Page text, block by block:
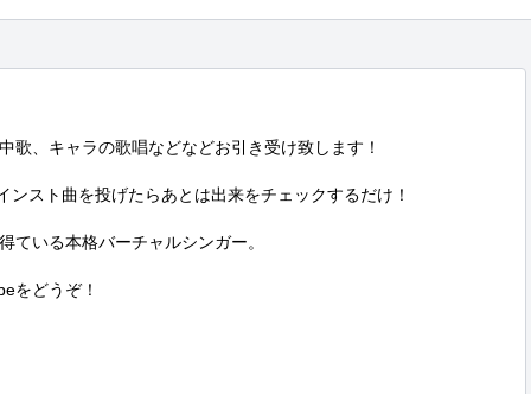
歌、キャラの歌唱などなどお引き受け致します！
スト曲を投げたらあとは出来をチェックするだけ！
ている本格バーチャルシンガー。
をどうぞ！